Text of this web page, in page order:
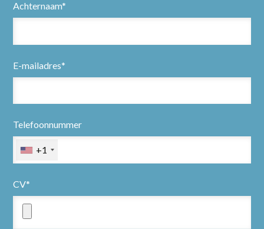
Home
Partners
Nieuws
Over ons
Contact
Achternaam*
E-mailadres*
Telefoonnummer
+1
CV*